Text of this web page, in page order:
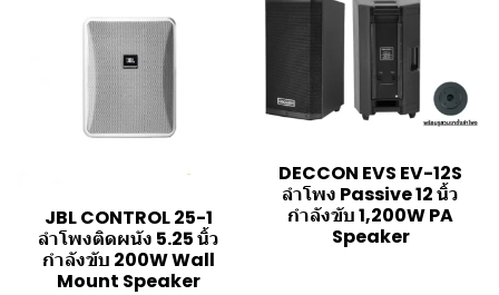
JBL CONTROL 25-1
ลำโพงติดผนัง 5.25 นิ้ว
กำลังขับ 200W Wall
Mount Speaker
DECCON EVS EV-12S
ลำโพง Passive 12 นิ้ว
กำลังขับ 1,200W PA
Speaker